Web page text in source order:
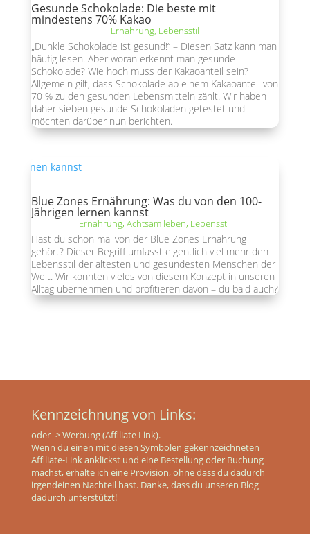
Gesunde Schokolade: Die beste mit
mindestens 70% Kakao
Ernährung, Lebensstil
„Dunkle Schokolade ist gesund!“ – Diesen Satz kann man
häufig lesen. Aber woran erkennt man gesunde
Schokolade? Wie hoch muss der Kakaoanteil sein?
Allgemein gilt, dass Schokolade ab einem Kakaoanteil von
70 % zu den gesunden Lebensmitteln zählt. Wir haben
daher sieben gesunde Schokoladen getestet und
möchten darüber nun berichten.
Blue Zones Ernährung: Was du von den 100-
Jährigen lernen kannst
Ernährung, Achtsam leben, Lebensstil
Hast du schon mal von der Blue Zones Ernährung
gehört? Dieser Begriff umfasst eigentlich viel mehr den
Lebensstil der ältesten und gesündesten Menschen der
Welt. Wir konnten vieles von diesem Konzept in unseren
Alltag übernehmen und profitieren davon – du bald auch?
Kennzeichnung von Links:
oder-> Werbung (Affiliate Link).
Wenn du einen mit diesen Symbolen gekennzeichneten
Affiliate-Link anklickst und eine Bestellung oder Buchung
machst, erhalte ich eine Provision, ohne dass du dadurch
irgendeinen Nachteil hast. Danke, dass du unseren Blog
dadurch unterstützt!